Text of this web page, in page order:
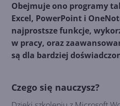
Obejmuje ono programy
Excel, PowerPoint i
najprostsze funkcje,
w pracy, oraz
są dla bardziej
Czego się nauczysz?